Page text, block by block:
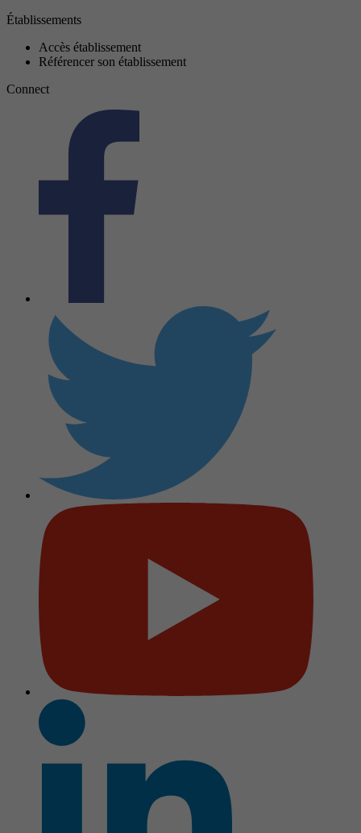
Établissements
Accès établissement
Référencer son établissement
Connect